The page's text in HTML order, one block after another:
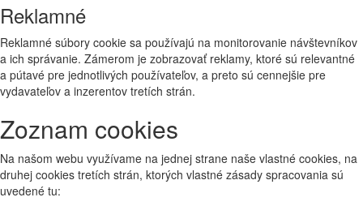
Reklamné
Reklamné súbory cookie sa používajú na monitorovanie návštevníkov
a ich správanie. Zámerom je zobrazovať reklamy, ktoré sú relevantné
a pútavé pre jednotlivých používateľov, a preto sú cennejšie pre
vydavateľov a inzerentov tretích strán.
Zoznam cookies
Na našom webu využívame na jednej strane naše vlastné cookies, na
druhej cookies tretích strán, ktorých vlastné zásady spracovania sú
uvedené tu: